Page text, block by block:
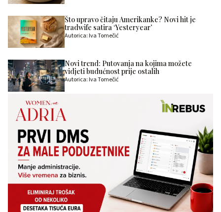
Što upravo čitaju Amerikanke? Novi hit je
tradwife satira ‘Yesteryear’
Autorica: Iva Tomečić
Novi trend: Putovanja na kojima možete
vidjeti budućnost prije ostalih
Autorica: Iva Tomečić